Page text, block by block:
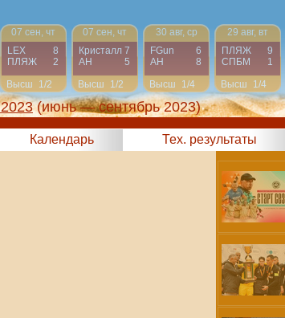
07 сен, чт
LEX
8
ПЛЯЖ
2
Высш
1/2
07 сен, чт
Кристалл 7
АН
5
Высш
1/2
30 авг, ср
FGun
6
АН
8
Высш
1/4
29 авг, вт
ПЛЯЖ
9
СПБМ
1
Высш
1/4
(июнь — сентябрь 2023)
Календарь Тех. результаты